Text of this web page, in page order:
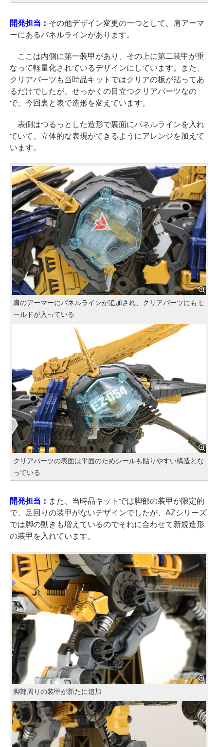
開発担当： その他デザイン変更の一つとして、肩アーマ
ーにあるパネルラインがあります。
ここは内側に第一装甲があり、その上に第二装甲が重
なって軽量化されているデザインにしています。また、
クリアパーツも当時品キットではクリアの板が貼ってあ
るだけでしたが、せっかくの目立つクリアパーツなの
で、今回裏と表で造形を変えています。
表側はつるっとした造形で裏面にパネルラインを入れ
ていて、立体的な表現ができるようにアレンジを加えて
います。
肩のアーマーにパネルラインが追加され、クリアパーツにもモ
ールドが入っている
クリアパーツの表面は平面のためシールも貼りやすい構造とな
っている
開発担当： また、当時品キットでは脚部の装甲が限定的
で、足回りの装甲がないデザインでしたが、AZシリーズ
では脚の動きも増えているのでそれに合わせて新規造形
の装甲を入れています。
脚部周りの装甲が新たに追加